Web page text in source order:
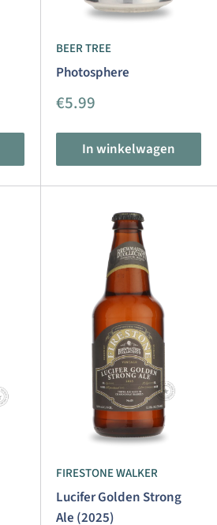
BEER TREE
Photosphere
Aanbiedingsprijs
€5.99
In winkelwagen
FIRESTONE WALKER
Lucifer Golden Strong
Ale (2025)